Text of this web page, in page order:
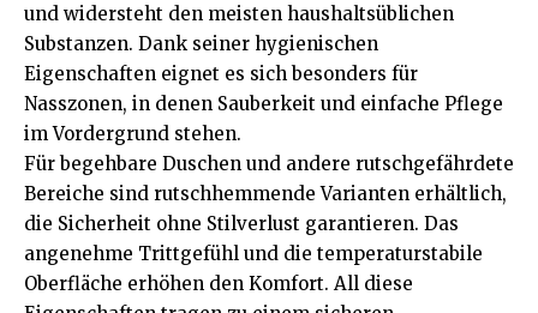
und widersteht den meisten haushaltsüblichen
Substanzen. Dank seiner hygienischen
Eigenschaften eignet es sich besonders für
Nasszonen, in denen Sauberkeit und einfache Pflege
im Vordergrund stehen.
Für begehbare Duschen und andere rutschgefährdete
Bereiche sind rutschhemmende Varianten erhältlich,
die Sicherheit ohne Stilverlust garantieren. Das
angenehme Trittgefühl und die temperaturstabile
Oberfläche erhöhen den Komfort. All diese